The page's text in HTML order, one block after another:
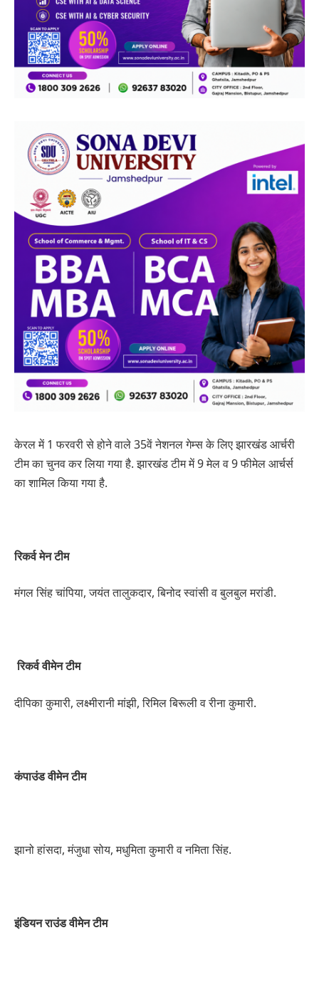
केरल में 1 फरवरी से होने वाले 35वें नेशनल गेम्स के लिए झारखंड आर्चरी
टीम का चुनव कर लिया गया है. झारखंड टीम में 9 मेल व 9 फीमेल आर्चर्स
का शामिल किया गया है.
रिकर्व मेन टीम
मंगल सिंह चांपिया, जयंत तालुकदार, बिनोद स्वांसी व बुलबुल मरांडी.
रिकर्व वीमेन टीम
दीपिका कुमारी, लक्ष्मीरानी मांझी, रिमिल बिरूली व रीना कुमारी.
कंपाउंड वीमेन टीम
झानो हांसदा, मंजुधा सोय, मधुमिता कुमारी व नमिता सिंह.
इंडियन राउंड वीमेन टीम